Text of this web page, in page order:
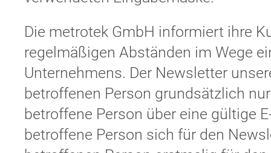
Die metrotek GmbH informiert ihre
regelmäßigen Abständen im Wege
Unternehmens. Der Newsletter
betroffenen Person grundsätzlich
betroffene Person über eine gültige
betroffene Person sich für den